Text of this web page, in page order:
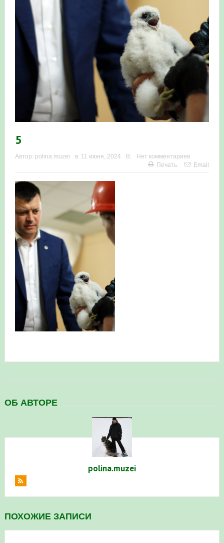
Участие башкирских орнитологов и бердвотчеров в
проекте «Развитие программы мониторинга
численности птиц в европейской части России»
«Весенняя перекличка-2026» — 11-20 мая 2026
Мониторинг орнитофауны на постоянных маршрутах
в Республике Башкортостан в 2026 году
5
Автор: polina.muzei в: 11 июня, 2024 В:
Нет комментариев
Печать
Email
ОБ АВТОРЕ
polina.muzei
ПОХОЖИЕ ЗАПИСИ